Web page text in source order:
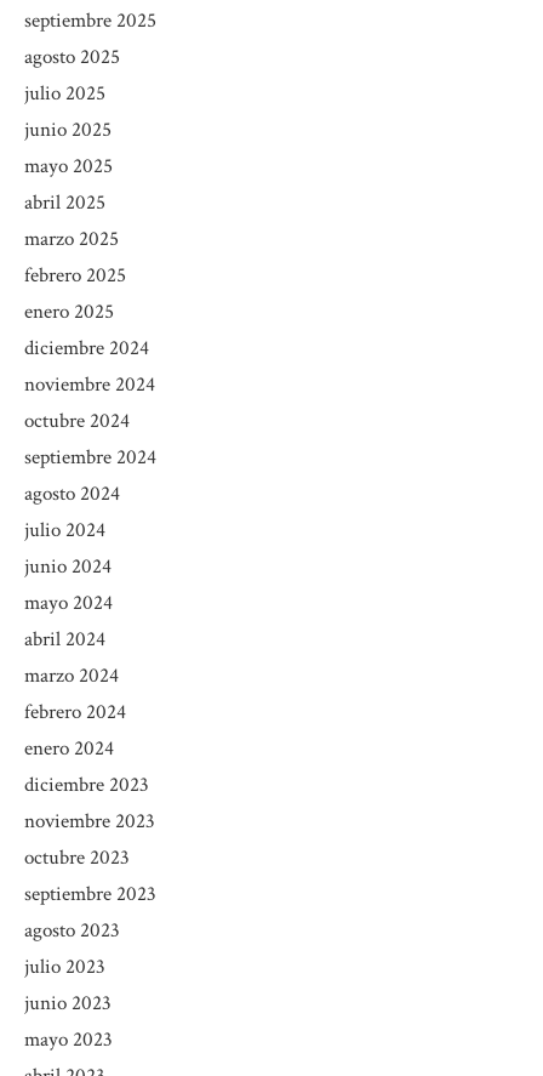
septiembre 2025
agosto 2025
julio 2025
junio 2025
mayo 2025
abril 2025
marzo 2025
febrero 2025
enero 2025
diciembre 2024
noviembre 2024
octubre 2024
septiembre 2024
agosto 2024
julio 2024
junio 2024
mayo 2024
abril 2024
marzo 2024
febrero 2024
enero 2024
diciembre 2023
noviembre 2023
octubre 2023
septiembre 2023
agosto 2023
julio 2023
junio 2023
mayo 2023